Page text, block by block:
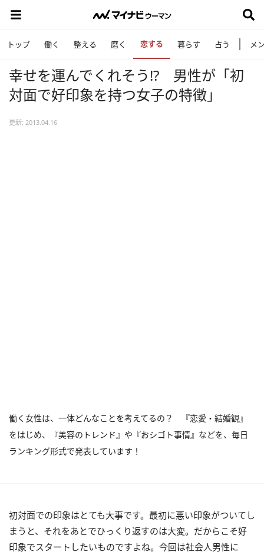
トップ 働く 整える 磨く 恋する 暮らす 占う メ
幸せを運んでくれそう!? 男性が「初
対面で好印象を持つ女子の特徴」
更新: 2013.04.16
働く女性は、一体どんなことを考えてるの？ 『恋愛・結婚観』
をはじめ、『美容のトレンド』や『おシゴト事情』などを、毎日
ランキング形式で発表しています！
初対面での印象はとても大事です。最初に悪い印象がついてし
まうと、それをあとでひっくり返すのは大変。だからこそ好
印象でスタートしたいものですよね。今回は社会人男性に